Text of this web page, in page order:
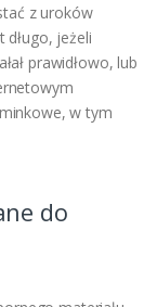
z uroków
długo, jeżeli
prawidłowo, lub
w tym
do